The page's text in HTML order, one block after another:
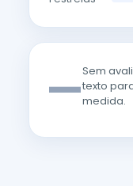
—Sem
texto
medida.